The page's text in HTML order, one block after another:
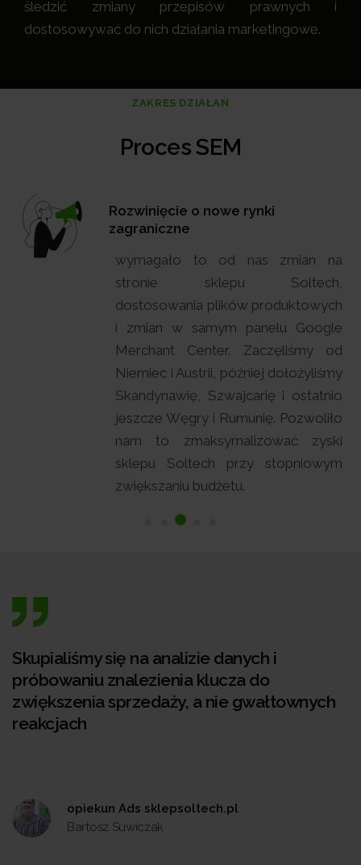
śledzić zmiany przepisów prawnych i
dostosowywać do nich działania marketingowe.
ZAKRES DZIAŁAŃ
Proces SEM
Rozwinięcie o nowe rynki
zagraniczne
wymagało to od nas zmian na
stronie sklepu Soltech,
dostosowania plików produktowych
i zmian w samym panelu Google
Merchant Center. Zaczęliśmy od
Niemiec i Austrii, później dołożyliśmy
Skandynawię, Szwajcarię i ostatnio
jeszcze Węgry i Rumunię. Pozwoliło
nam to zmaksymalizować zyski
sklepu Soltech przy stopniowym
zwiększaniu budżetu.
Skupialiśmy się na analizie danych i
próbowaniu znalezienia klucza do
zwiększenia sprzedaży, a nie gwałtownych
reakcjach
opiekun Ads sklepsoltech.pl
Bartosz Suwiczak